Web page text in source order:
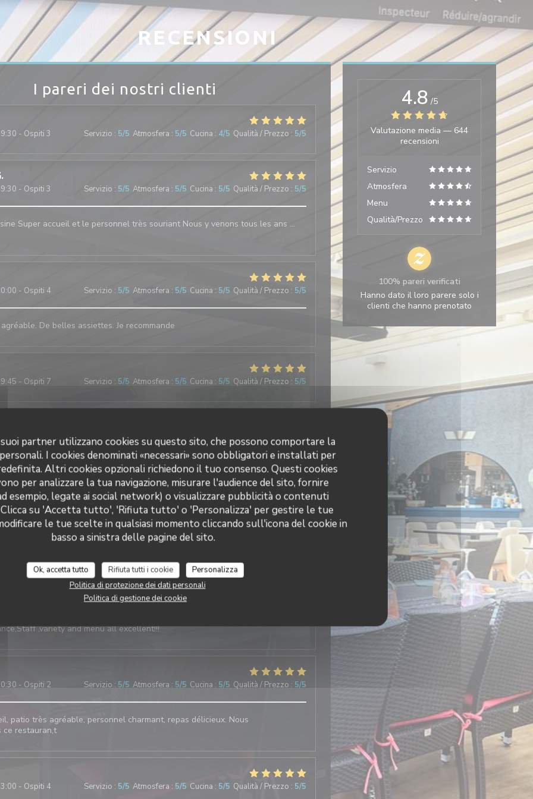
partner utilizzano cookies su questo sito, che possono comportare la
I cookies denominati «necessari» sono obbligatori e installati per
Altri cookies opzionali richiedono il tuo consenso. Questi cookies
per analizzare la tua navigazione, misurare l'audience del sito, fornire
esempio, legate ai social network) o visualizzare pubblicità o contenuti
Clicca su 'Accetta tutto', 'Rifiuta tutto' o 'Personalizza' per gestire le tue
le tue scelte in qualsiasi momento cliccando sull'icona del cookie in
basso a sinistra delle pagine del sito.
Ok, accetta tutto Rifiuta tutti i cookie
Personalizza
Politica di protezione dei dati personali
Politica di gestione dei cookie
RECENSIONI
I pareri dei nostri clienti
- Ospiti 3 Servizio : 5/5 Atmosfera : 5/5 Cucina : 4/5 Qualità / Prezzo : 5/5
- Ospiti 3 Servizio : 5/5 Atmosfera : 5/5 Cucina : 5/5 Qualità / Prezzo : 5/5
Super accueil et le personnel très souriant Nous y venons tous les ans …
- Ospiti 4 Servizio : 5/5 Atmosfera : 5/5 Cucina : 5/5 Qualità / Prezzo : 5/5
De belles assiettes. Je recommande
- Ospiti 7 Servizio : 5/5 Atmosfera : 5/5 Cucina : 5/5 Qualità / Prezzo : 5/5
- Ospiti 5 Servizio: 5 /5 Atmosfera: 5/5 Cucina:5/5 Qualità / Prezzo: 5/5
Repas de qualité et très copieux. L'équipe est très sympathique. Nous
Servizio:5/5 Atmosfera:5 /5 Cucina:
Servizio : 5/5 Atmosfera: 5/5
,variety and menu all excellent!!!
- Ospiti 2 Servizio : 5/5 Atmosfera : 5/5 Cucina : 5/5 Qualità / Prezzo : 5/5
patio très agréable, personnel charmant, repas délicieux. Nous
ce restauran,t
- Ospiti 4 Servizio : 5/5 Atmosfera : 5/5 Cucina : 5/5 Qualità / Prezzo : 5/5
4.8 /5
Valutazione media — 644
recensioni
Servizio
Atmosfera
Menu
Qualità/Prezzo
100% pareri verificati
Hanno dato il loro parere solo i
clienti che hanno prenotato